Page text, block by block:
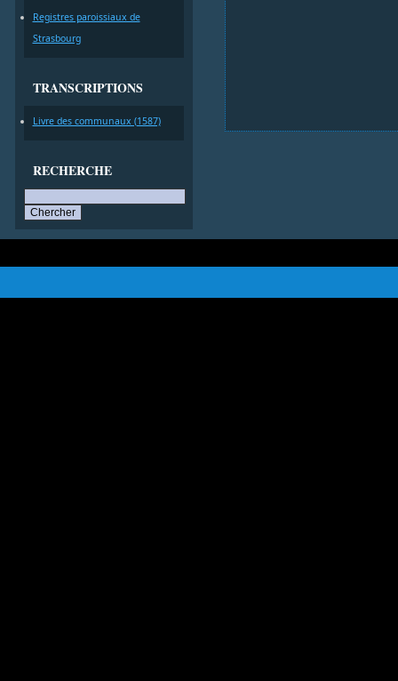
Registres paroissiaux de
Strasbourg
TRANSCRIPTIONS
Livre des communaux (1587)
RECHERCHE